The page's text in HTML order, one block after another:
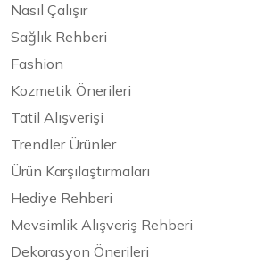
Nasıl Çalışır
Sağlık Rehberi
Fashion
Kozmetik Önerileri
Tatil Alışverişi
Trendler Ürünler
Ürün Karşılaştırmaları
Hediye Rehberi
Mevsimlik Alışveriş Rehberi
Dekorasyon Önerileri